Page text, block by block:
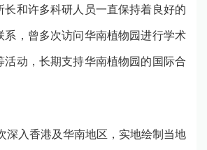
长和许多科研人员一直保持着良好的
系，曾多次访问华南植物园进行学术
活动，长期支持华南植物园的国际合
深入香港及华南地区，实地绘制当地